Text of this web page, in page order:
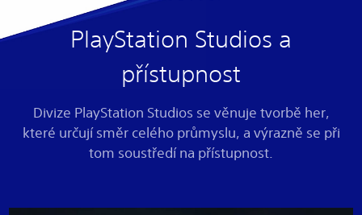
PlayStation Studios a
přístupnost
Divize PlayStation Studios se věnuje tvorbě her,
které určují směr celého průmyslu, a výrazně se při
tom soustředí na přístupnost.